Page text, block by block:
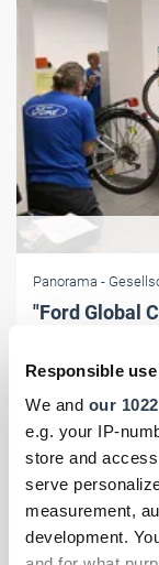
Responsible
We and our
e.g. your IP-
store and
serve
measurement,
development.
Panorama -
"Ford Global
Mit Corporate Social